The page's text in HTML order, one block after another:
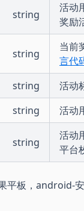
string
活动
奖励
string
当前
言代
string
活动
string 活动
string
活动
平台
平板，android-